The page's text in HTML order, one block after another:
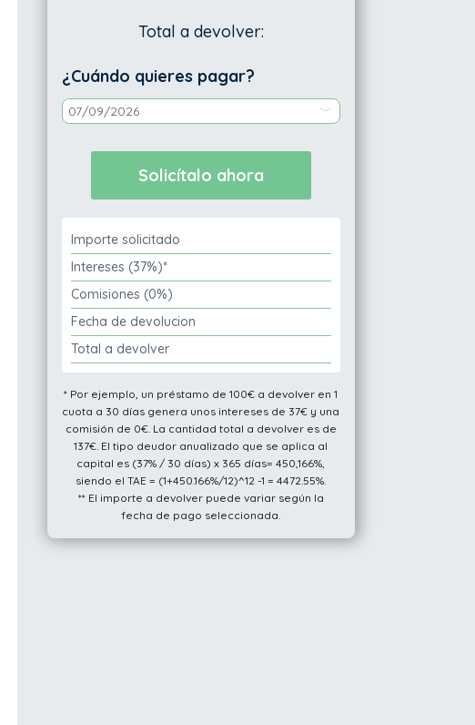
Total a devolver:
¿Cuándo quieres pagar?
Importe solicitado
Intereses (37%)*
Comisiones (0%)
Fecha de devolucion
Total a devolver
* Por ejemplo, un préstamo de 100€ a devolver en 1
cuota a 30 días genera unos intereses de 37€ y una
comisión de 0€. La cantidad total a devolver es de
137€. El tipo deudor anualizado que se aplica al
capital es (37% / 30 días) x 365 días= 450,166%,
siendo el TAE = (1+450.166%/12)^12 -1 = 4472.55%.
** El importe a devolver puede variar según la
fecha de pago seleccionada.